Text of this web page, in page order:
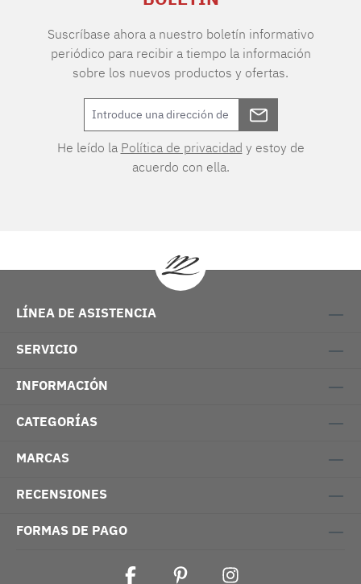
Suscríbase ahora a nuestro boletín informativo
periódico para recibir a tiempo la información
sobre los nuevos productos y ofertas.
He leído la Política de privacidad y estoy de
acuerdo con ella.
LÍNEA DE ASISTENCIA
SERVICIO
INFORMACIÓN
CATEGORÍAS
MARCAS
RECENSIONES
FORMAS DE PAGO